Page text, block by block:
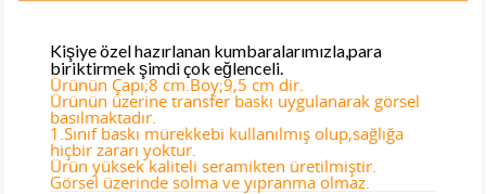
Kişiye özel hazırlanan kumbaralarımızla,para
biriktirmek şimdi çok eğlenceli.
Ürünün Çapı;8 cm.Boy;9,5 cm dir.
Ürünün üzerine transfer baskı uygulanarak görsel
basılmaktadır.
1.Sınıf baskı mürekkebi kullanılmış olup,sağlığa
hiçbir zararı yoktur.
Ürün yüksek kaliteli seramikten üretilmiştir.
Görsel üzerinde solma ve yıpranma olmaz.